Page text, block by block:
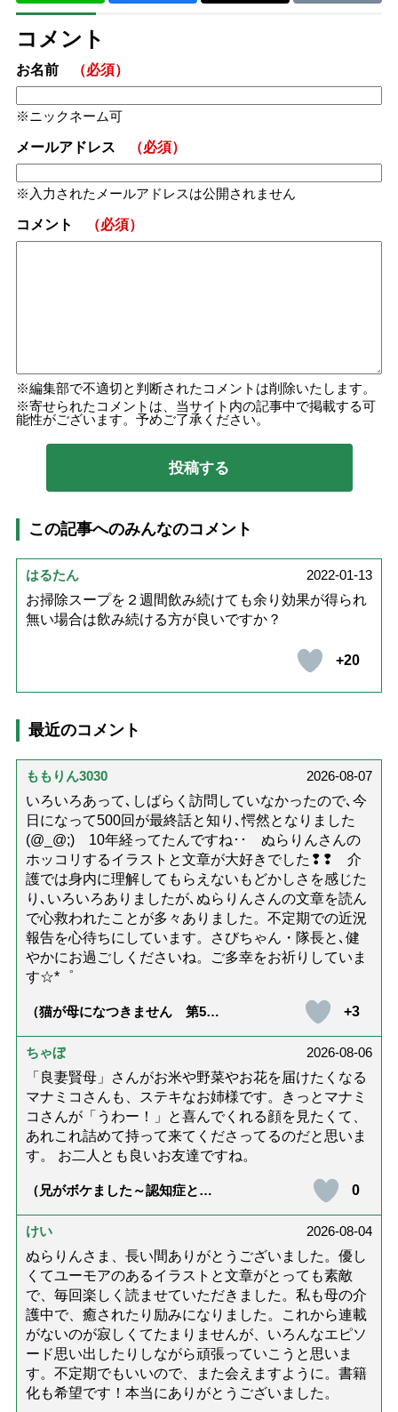
コメント
お名前 （必須）
ニックネーム可
メールアドレス （必須）
入力されたメールアドレスは公開されません
コメント （必須）
編集部で不適切と判断されたコメントは削除いたします。
寄せられたコメントは、当サイト内の記事中で掲載する可
能性がございます。予めご了承ください。
この記事へのみんなのコメント
はるたん
2022-01-13
お掃除スープを２週間飲み続けても余り効果が得られ
無い場合は飲み続ける方が良いですか？
+20
最近のコメント
ももりん3030
2026-08-07
いろいろあって､しばらく訪問していなかったので､今
日になって500回が最終話と知り､愕然となりました
(@_@;) 10年経ってたんですね･･ ぬらりんさんの
ホッコリするイラストと文章が大好きでした❢❢ 介
護では身内に理解してもらえないもどかしさを感じた
り､いろいろありましたが､ぬらりんさんの文章を読ん
で心救われたことが多々ありました。不定期での近況
報告を心待ちにしています。さびちゃん・隊長と､健
やかにお過ごしくださいね。ご多幸をお祈りしていま
す☆*゜
（猫が母になつきません 第500
+3
ちゃぼ
2026-08-06
「良妻賢母」さんがお米や野菜やお花を届けたくなる
マナミコさんも、ステキなお姉様です。きっとマナミ
コさんが「うわー！」と喜んでくれる顔を見たくて、
あれこれ詰めて持って来てくださってるのだと思いま
す。 お二人とも良いお友達ですね。
（兄がボケました～認知症と介
達』が届きました」）
0
けい
2026-08-04
ぬらりんさま、長い間ありがとうございました。優し
くてユーモアのあるイラストと文章がとっても素敵
で、毎回楽しく読ませていただきました。私も母の介
護中で、癒されたり励みになりました。これから連載
がないのが寂しくてたまりませんが、いろんなエピソ
ード思い出したりしながら頑張っていこうと思いま
す。不定期でもいいので、また会えますように。書籍
化も希望です！本当にありがとうございました。